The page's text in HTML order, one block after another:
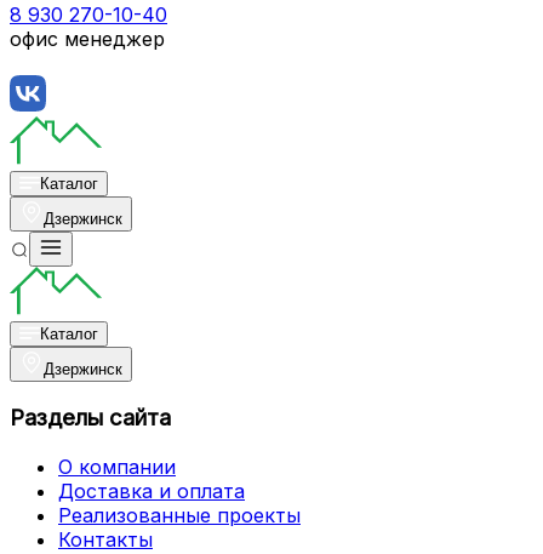
8 930 270-10-40
офис менеджер
Каталог
Дзержинск
Каталог
Дзержинск
Разделы сайта
О компании
Доставка и оплата
Реализованные проекты
Контакты